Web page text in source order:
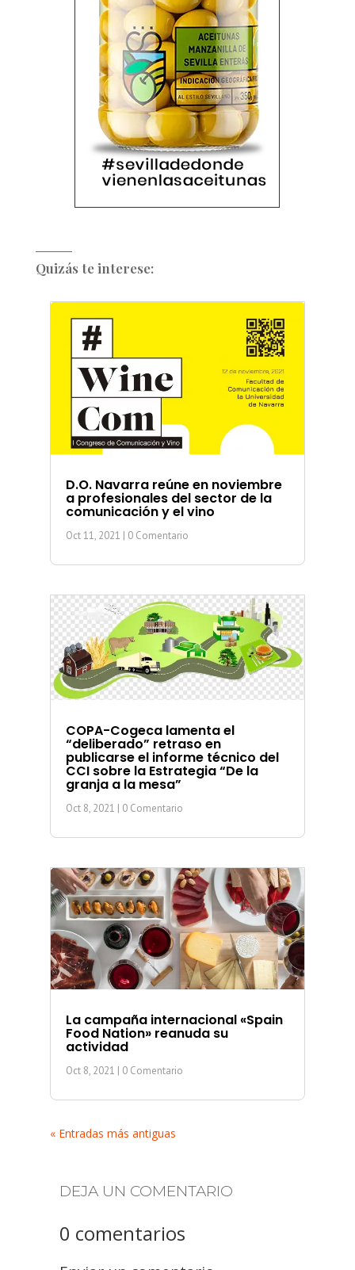
Quizás te interese:
D.O. Navarra reúne en noviembre
a profesionales del sector de la
comunicación y el vino
Oct 11, 2021 | 0 Comentario
COPA-Cogeca lamenta el
“deliberado” retraso en
publicarse el informe técnico del
CCI sobre la Estrategia “De la
granja a la mesa”
Oct 8, 2021 | 0 Comentario
La campaña internacional «Spain
Food Nation» reanuda su
actividad
Oct 8, 2021 | 0 Comentario
« Entradas más antiguas
DEJA UN COMENTARIO
0 comentarios